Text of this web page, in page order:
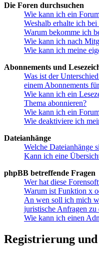
Die Foren durchsuchen
Wie kann ich ein
Weshalb erhalte ich
Warum bekomme ich
Wie kann ich nach
Wie kann ich meine
Abonnements und
Was ist der
einem Abonnements
Wie kann ich ein
Thema abonnieren?
Wie kann ich ein
Wie deaktiviere ich
Dateianhänge
Welche Dateianhänge
Kann ich eine
phpBB betreffende Fragen
Wer hat diese
Warum ist Funktion x
An wen soll ich mich
juristische Anfragen zu
Wie kann ich einen
Registrierung